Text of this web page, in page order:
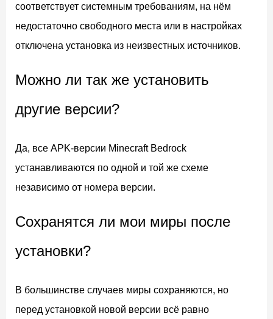
соответствует системным требованиям, на нём
недостаточно свободного места или в настройках
отключена установка из неизвестных источников.
Можно ли так же установить
другие версии?
Да, все APK-версии Minecraft Bedrock
устанавливаются по одной и той же схеме
независимо от номера версии.
Сохранятся ли мои миры после
установки?
В большинстве случаев миры сохраняются, но
перед установкой новой версии всё равно